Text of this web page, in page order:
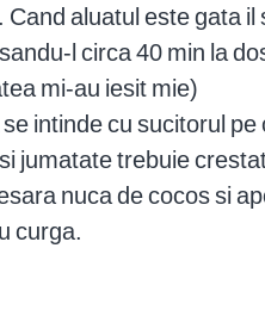
Cand aluatul este gata
l circa 40 min la
mi-au iesit mie)
intinde cu sucitorul
jumatate trebuie
nuca de cocos si
curga.